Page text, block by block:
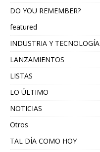
DO YOU REMEMBER?
featured
INDUSTRIA Y TECNOLOGÍA
LANZAMIENTOS
LISTAS
LO ÚLTIMO
NOTICIAS
Otros
TAL DÍA COMO HOY